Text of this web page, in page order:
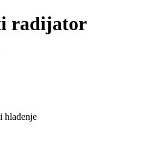
radijator
hlađenje